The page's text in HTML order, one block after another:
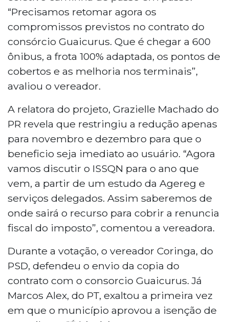
“Precisamos retomar agora os
compromissos previstos no contrato do
consórcio Guaicurus. Que é chegar a 600
ônibus, a frota 100% adaptada, os pontos de
cobertos e as melhoria nos terminais”,
avaliou o vereador.
A relatora do projeto, Grazielle Machado do
PR revela que restringiu a redução apenas
para novembro e dezembro para que o
beneficio seja imediato ao usuário. “Agora
vamos discutir o ISSQN para o ano que
vem, a partir de um estudo da Agereg e
serviços delegados. Assim saberemos de
onde sairá o recurso para cobrir a renuncia
fiscal do imposto”, comentou a vereadora.
Durante a votação, o vereador Coringa, do
PSD, defendeu o envio da copia do
contrato com o consorcio Guaicurus. Já
Marcos Alex, do PT, exaltou a primeira vez
em que o município aprovou a isenção de